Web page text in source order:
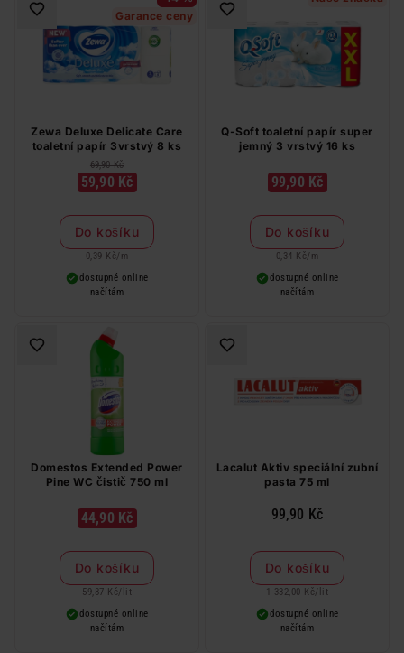
Garance ceny
Zewa Deluxe Delicate Care
toaletní papír 3vrstvý 8 ks
69,90 Kč
59,90 Kč
Do košíku
0,39 Kč/ m
dostupné online
načítám
Q-Soft toaletní papír super
jemný 3 vrstvý 16 ks
99,90 Kč
Do košíku
0,34 Kč/ m
dostupné online
načítám
Domestos Extended Power
Pine WC čistič 750 ml
44,90 Kč
Do košíku
59,87 Kč/ lit
dostupné online
načítám
Lacalut Aktiv speciální zubní
pasta 75 ml
99,90 Kč
Do košíku
1 332,00 Kč/ lit
dostupné online
načítám